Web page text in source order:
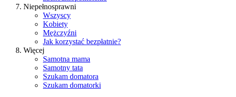
Niepełnosprawni
Wszyscy
Kobiety
Mężczyźni
Jak korzystać bezpłatnie?
Więcej
Samotna mama
Samotny tata
Szukam domatora
Szukam domatorki